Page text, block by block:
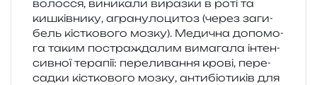
волос­ся, вини­ка­ли вираз­ки в роті та
кишків­ни­ку, агра­ну­ло­ци­тоз (через заги­
бель кіс­тко­во­го мозку). Медична допо­мо­
га таким постра­жда­лим вима­га­ла інтен­
сив­ної тера­пії: пере­ли­ва­н­ня крові, пере­
сад­ки кіс­тко­во­го мозку, анти­біо­ти­ків для